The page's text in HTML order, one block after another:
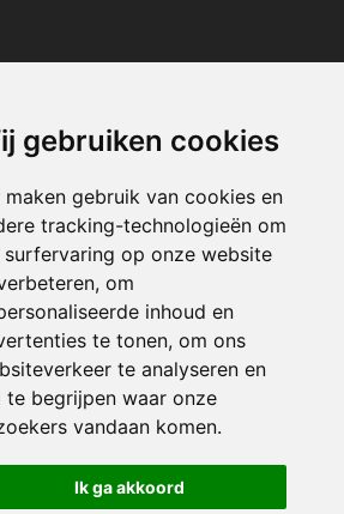
gebruiken cookies
maken gebruik van cookies en
tracking-technologieën om
surfervaring op onze website
om
inhoud en
te tonen, om ons
te analyseren en
te begrijpen waar onze
vandaan komen.
Ik ga akkoord